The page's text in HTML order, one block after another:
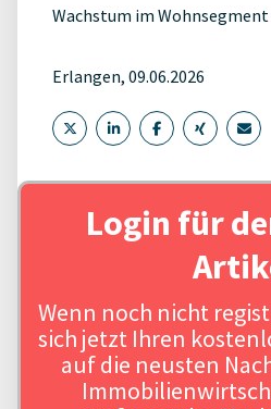
Wachstum im Wohnsegment
Erlangen, 09.06.2026
Login für
Wenn noch nicht
sich jetzt Ihren
auf die neusten